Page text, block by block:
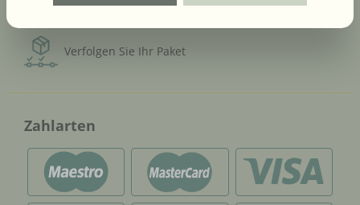
Verfolgen Sie Ihr Paket
Zahlarten